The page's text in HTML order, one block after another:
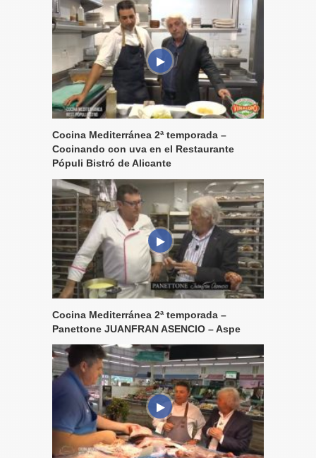
Cocina Mediterránea 2ª temporada –
Cocinando con uva en el Restaurante
Pópuli Bistró de Alicante
Cocina Mediterránea 2ª temporada –
Panettone JUANFRAN ASENCIO – Aspe